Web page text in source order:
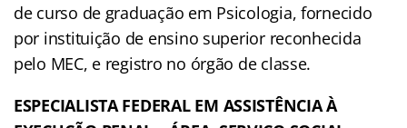
de curso de graduação em Psicologia, fornecido
por instituição de ensino superior reconhecida
pelo MEC, e registro no órgão de classe.
ESPECIALISTA FEDERAL EM ASSISTÊNCIA À